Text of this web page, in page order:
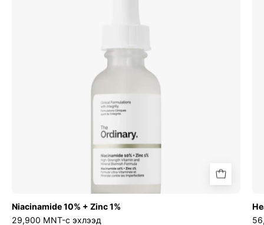
Niacinamide 10% + Zinc 1%
29,900 MNT-с эхлээд